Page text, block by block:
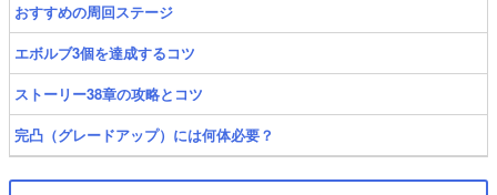
おすすめの周回ステージ
エボルブ3個を達成するコツ
ストーリー38章の攻略とコツ
完凸（グレードアップ）には何体必要？